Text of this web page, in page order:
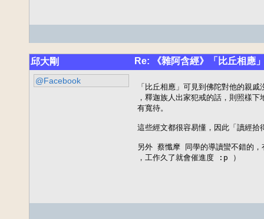
邱大剛 Re: 《雜阿含經》「比丘相應
@Facebook
「比丘相應」可見到佛陀對他的親
，釋迦族人出家犯戒的話，則照樣
有寬待。
這些經文都很容易懂，因此「讀經拾
另外 蔡懺摩 同學的導讀蠻不錯的
，工作久了就會催進度 :p ）